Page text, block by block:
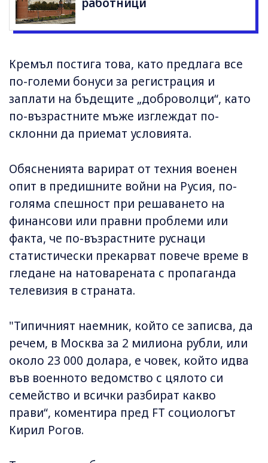
работници
Кремъл постига това, като предлага все
по-големи бонуси за регистрация и
заплати на бъдещите „доброволци“, като
по-възрастните мъже изглеждат по-
склонни да приемат условията.
Обясненията варират от техния военен
опит в предишните войни на Русия, по-
голяма спешност при решаването на
финансови или правни проблеми или
факта, че по-възрастните руснаци
статистически прекарват повече време в
гледане на натоварената с пропаганда
телевизия в страната.
"Типичният наемник, който се записва, да
речем, в Москва за 2 милиона рубли, или
около 23 000 долара, е човек, който идва
във военното ведомство с цялото си
семейство и всички разбират какво
прави“, коментира пред FT социологът
Кирил Рогов.